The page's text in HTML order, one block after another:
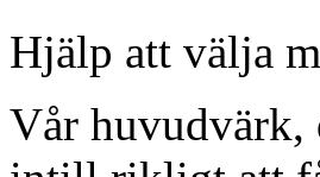
Hjälp att välja
Vår huvudvärk,